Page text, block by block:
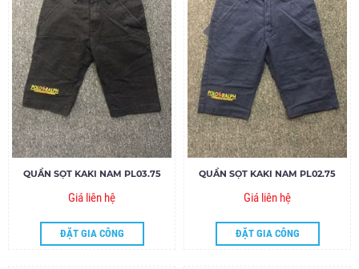
QUẦN SỌT KAKI NAM PL03.75
Giá liên hệ
ĐẶT GIA CÔNG
QUẦN SỌT KAKI NAM PL02.75
Giá liên hệ
ĐẶT GIA CÔNG